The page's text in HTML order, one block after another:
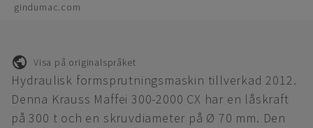
gindumac.com
Visa på originalspråket
Hydraulisk formsprutningsmaskin tillverkad 2012.
Denna Krauss Maffei 300-2000 CX har en låskraft
på 300 t och en skruvdiameter på Ø 70 mm. Den